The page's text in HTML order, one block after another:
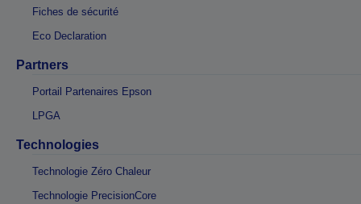
Fiches de sécurité
Eco Declaration
Partners
Portail Partenaires Epson
LPGA
Technologies
Technologie Zéro Chaleur
Technologie PrecisionCore